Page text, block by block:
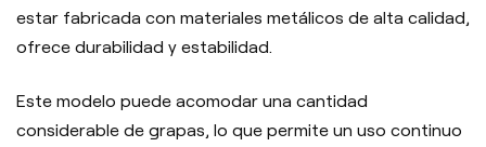
estar fabricada con materiales metálicos de alta calidad,
ofrece durabilidad y estabilidad.
Este modelo puede acomodar una cantidad
considerable de grapas, lo que permite un uso continuo